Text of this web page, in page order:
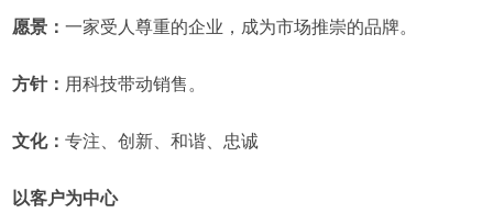
愿景：一家受人尊重的企业，成为市场推崇的品牌。
方针： 用科技带动销售。
文化：专注、创新、和谐、忠诚
以客户为中心